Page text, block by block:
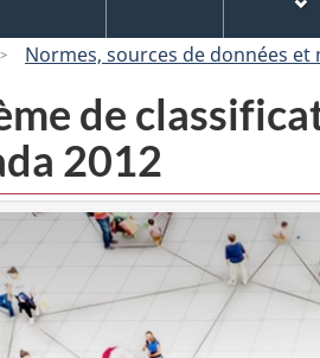
Normes, sources de données et
de
2012